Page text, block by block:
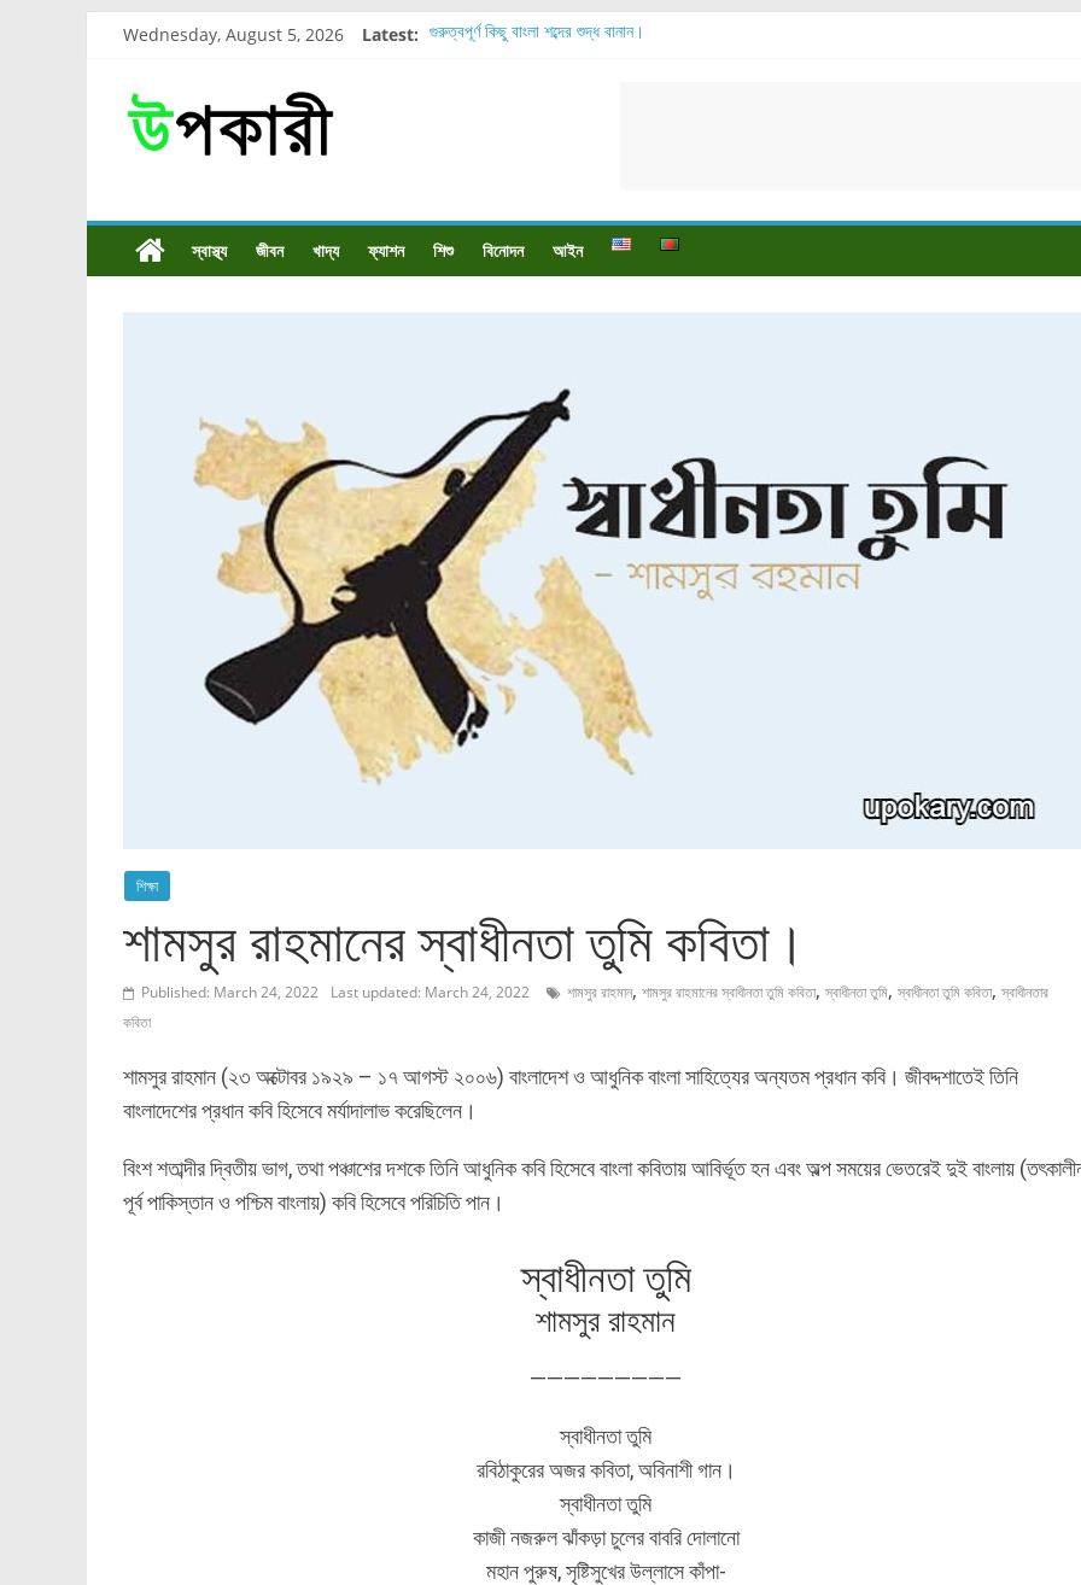
Wednesday, August 5, 2026 Latest: গুরুত্বপূর্ণ কিছু বাংলা শব্দের শুদ্ধ বানান।
স্বাস্থ্য জীবন খাদ্য ফ্যাশন শিশু বিনোদন আইন
শিক্ষা
শামসুর রাহমানের স্বাধীনতা তুমি কবিতা।
Published: March 24, 2022 Last updated: March 24, 2022 শামসুর রাহমান, শামসুর রাহমানের স্বাধীনতা তুমি কবিতা, স্বাধীনতা তুমি, স্বাধীনতা তুমি কবিতা, স্বাধীনতার
কবিতা
শামসুর রাহমান (২৩ অক্টোবর ১৯২৯ – ১৭ আগস্ট ২০০৬) বাংলাদেশ ও আধুনিক বাংলা সাহিত্যের অন্যতম প্রধান কবি। জীবদ্দশাতেই তিনি
বাংলাদেশের প্রধান কবি হিসেবে মর্যাদালাভ করেছিলেন।
বিংশ শতাব্দীর দ্বিতীয় ভাগ, তথা পঞ্চাশের দশকে তিনি আধুনিক কবি হিসেবে বাংলা কবিতায় আবির্ভূত হন এবং অল্প সময়ের ভেতরেই দুই বাংলায়
পূর্ব পাকিস্তান ও পশ্চিম বাংলায়) কবি হিসেবে পরিচিতি পান।
স্বাধীনতা তুমি
শামসুর রাহমান
—————————
স্বাধীনতা তুমি
রবিঠাকুরের অজর কবিতা, অবিনাশী গান।
স্বাধীনতা তুমি
কাজী নজরুল ঝাঁকড়া চুলের বাবরি দোলানো
মহান পুরুষ, সৃষ্টিসুখের উল্লাসে কাঁপা-